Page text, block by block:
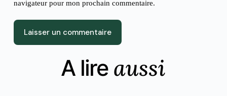
navigateur pour mon prochain commentaire.
Laisser un commentaire
A lire aussi